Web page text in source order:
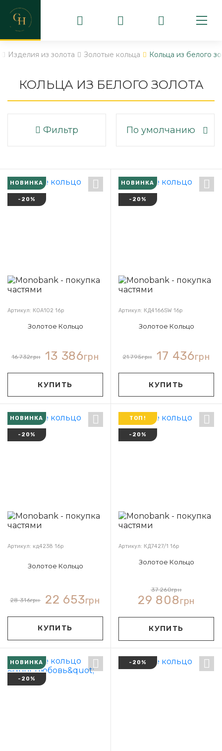
Изделия из золота Золотые кольца Кольца из белого
КОЛЬЦА ИЗ БЕЛОГО ЗОЛОТА
Фильтр По умолчанию
НОВИНКА
-20%
Артикул: КОА102 16р
Золотое Кольцо
16 732грн 13 386грн
КУПИТЬ
НОВИНКА
-20%
Артикул: КД4166SW 16р
Золотое Кольцо
21 795грн 17 436грн
КУПИТЬ
НОВИНКА
-20%
Артикул: кд4238 16р
Золотое Кольцо
28 316грн 22 653грн
КУПИТЬ
ТОП!
-20%
Артикул: КД7427/1 16р
Золотое Кольцо
37 260грн
29 808грн
КУПИТЬ
НОВИНКА
-20%
-20%